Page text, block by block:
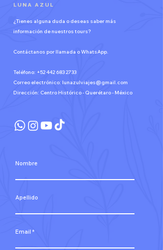
LUNA AZUL
¿Tienes alguna duda o deseas saber más
información de nuestros tours?
Contáctanos por llamada o WhatsApp.
Teléfono: +52 442 683 2733
Correo electrónico: lunazulviajes@gmail.com
Dirección: Centro Histórico - Querétaro - México
Nombre
Apellido
Email